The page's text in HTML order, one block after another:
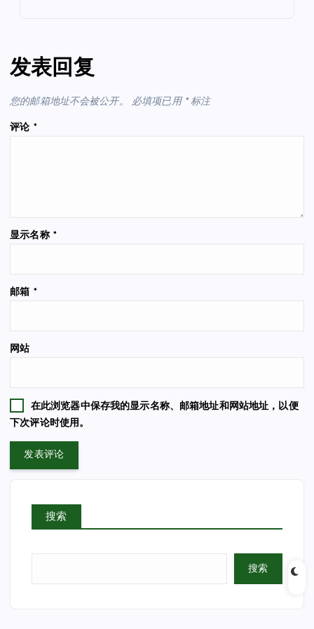
发表回复
您的邮箱地址不会被公开。 必填项已用 *标注
评论 *
显示名称 *
邮箱 *
网站
在此浏览器中保存我的显示名称、邮箱地址和网站地址，以便
下次评论时使用。
搜索
搜索